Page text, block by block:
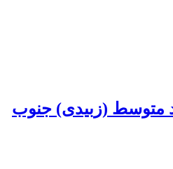
متوسط (زبیدی) جنوب